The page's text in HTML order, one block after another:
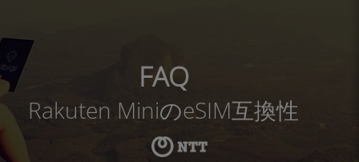
FAQ
Rakuten MiniのeSIM互換性